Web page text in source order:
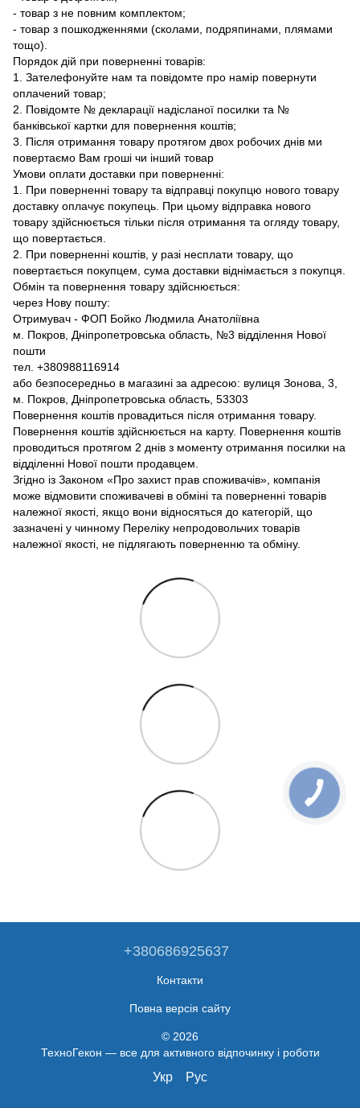
- товар з не повним комплектом;
- товар з пошкодженнями (сколами, подряпинами, плямами
тощо).
Порядок дій при поверненні товарів:
1. Зателефонуйте нам та повідомте про намір повернути
оплачений товар;
2. Повідомте № декларації надісланої посилки та №
банківської картки для повернення коштів;
3. Після отримання товару протягом двох робочих днів ми
повертаємо Вам гроші чи інший товар
Умови оплати доставки при поверненні:
1. При поверненні товару та відправці покупцю нового товару
доставку оплачує покупець. При цьому відправка нового
товару здійснюється тільки після отримання та огляду товару,
що повертається.
2. При поверненні коштів, у разі несплати товару, що
повертається покупцем, сума доставки віднімається з покупця.
Обмін та повернення товару здійснюється:
через Нову пошту:
Отримувач - ФОП Бойко Людмила Анатоліївна
м. Покров, Дніпропетровська область, №3 відділення Нової
пошти
тел. +380988116914
або безпосередньо в магазині за адресою: вулиця Зонова, 3,
м. Покров, Дніпропетровська область, 53303
Повернення коштів провадиться після отримання товару.
Повернення коштів здійснюється на карту. Повернення коштів
проводиться протягом 2 днів з моменту отримання посилки на
відділенні Нової пошти продавцем.
Згідно із Законом «Про захист прав споживачів», компанія
може відмовити споживачеві в обміні та поверненні товарів
належної якості, якщо вони відносяться до категорій, що
зазначені у чинному Переліку непродовольчих товарів
належної якості, не підлягають поверненню та обміну.
+380686925637
Контакти
Повна версія сайту
© 2026
ТехноГекон — все для активного відпочинку і роботи
Укр Рус